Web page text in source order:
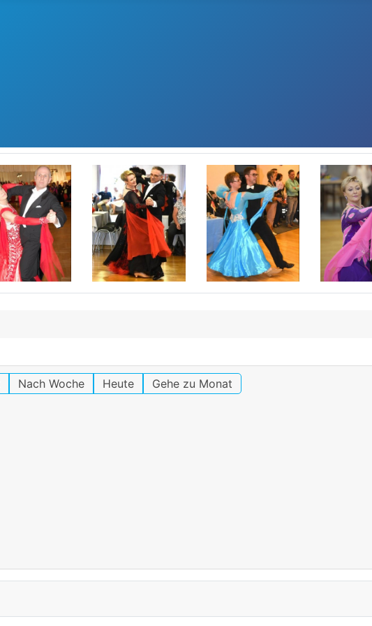
Nach Woche Heute Gehe zu Monat